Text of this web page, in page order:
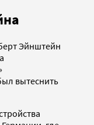
Эйнштейн
вытеснить